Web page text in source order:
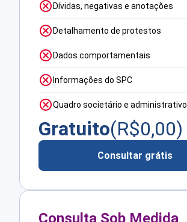
Dívidas, negativas e anotações
Detalhamento de protestos
Dados comportamentais
Informações do SPC
Quadro societário e administrativo
Gratuito(R$0,00)
Consultar grátis
Consulta Sob Medida